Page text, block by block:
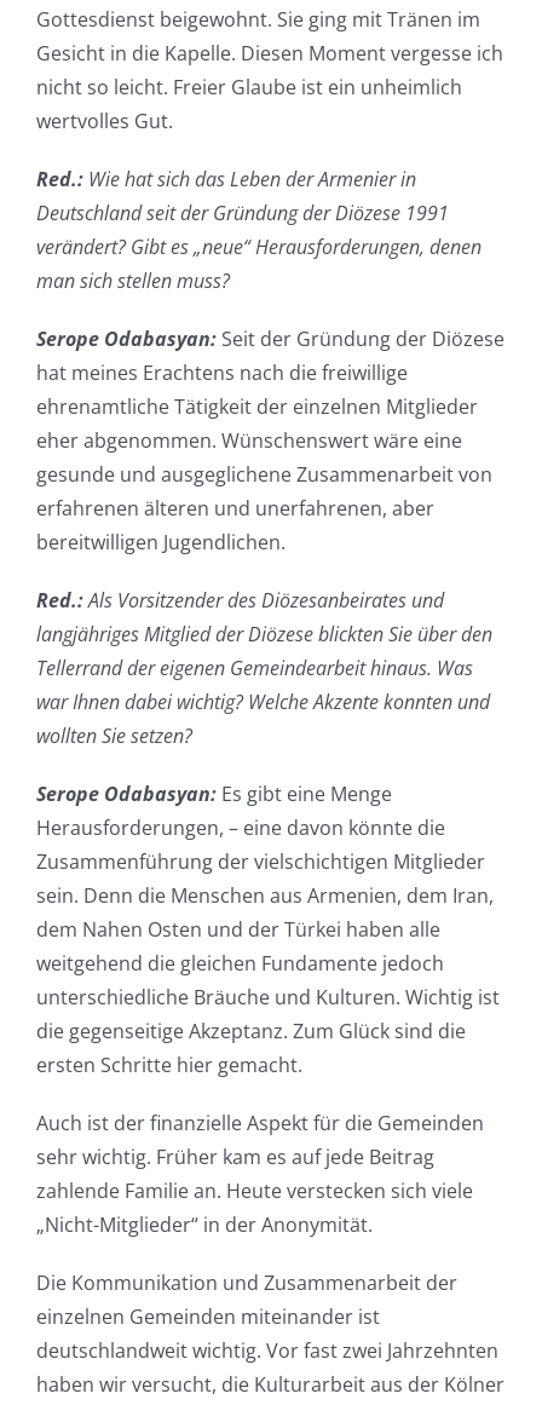
Gottesdienst beigewohnt. Sie ging mit Tränen im
Gesicht in die Kapelle. Diesen Moment vergesse ich
nicht so leicht. Freier Glaube ist ein unheimlich
wertvolles Gut.
Red.: Wie hat sich das Leben der Armenier in
Deutschland seit der Gründung der Diözese 1991
verändert? Gibt es „neue“ Herausforderungen, denen
man sich stellen muss?
Serope Odabasyan:Seit der Gründung der Diözese
hat meines Erachtens nach die freiwillige
ehrenamtliche Tätigkeit der einzelnen Mitglieder
eher abgenommen. Wünschenswert wäre eine
gesunde und ausgeglichene Zusammenarbeit von
erfahrenen älteren und unerfahrenen, aber
bereitwilligen Jugendlichen.
Red.:Als Vorsitzender des Diözesanbeirates und
langjähriges Mitglied der Diözese blickten Sie über den
Tellerrand der eigenen Gemeindearbeit hinaus. Was
war Ihnen dabei wichtig? Welche Akzente konnten und
wollten Sie setzen?
Serope Odabasyan: Es gibt eine Menge
Herausforderungen, – eine davon könnte die
Zusammenführung der vielschichtigen Mitglieder
sein. Denn die Menschen aus Armenien, dem Iran,
dem Nahen Osten und der Türkei haben alle
weitgehend die gleichen Fundamente jedoch
unterschiedliche Bräuche und Kulturen. Wichtig ist
die gegenseitige Akzeptanz. Zum Glück sind die
ersten Schritte hier gemacht.
Auch ist der finanzielle Aspekt für die Gemeinden
sehr wichtig. Früher kam es auf jede Beitrag
zahlende Familie an. Heute verstecken sich viele
„Nicht-Mitglieder“ in der Anonymität.
Die Kommunikation und Zusammenarbeit der
einzelnen Gemeinden miteinander ist
deutschlandweit wichtig. Vor fast zwei Jahrzehnten
haben wir versucht, die Kulturarbeit aus der Kölner